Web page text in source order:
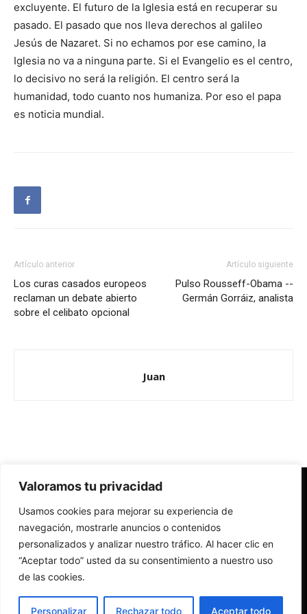
Valoramos tu privacidad
Usamos cookies para mejorar su experiencia de
navegación, mostrarle anuncios o contenidos
personalizados y analizar nuestro tráfico. Al hacer clic en
“Aceptar todo” usted da su consentimiento a nuestro uso
de las cookies.
Personalizar Rechazar todo Aceptar todo
excluyente. El futuro de la Iglesia está en recuperar su
pasado. El pasado que nos lleva derechos al galileo
Jesús de Nazaret. Si no echamos por ese camino, la
Iglesia no va a ninguna parte. Si el Evangelio es el centro,
lo decisivo no será la religión. El centro será la
humanidad, todo cuanto nos humaniza. Por eso el papa
es noticia mundial.
Artículo anterior
Los curas casados europeos
reclaman un debate abierto
sobre el celibato opcional
Artículo siguiente
Pulso Rousseff-Obama --
Germán Gorráiz, analista
Juan
Redes Cristianas
Una mirada alternativa sobre la Iglesia católica y la sociedad
- Colectivos de Redes Cristianas